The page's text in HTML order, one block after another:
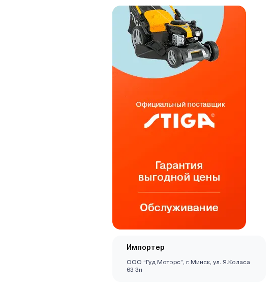
Импортер
ООО “Гуд Моторс”, г. Минск, ул. Я.Коласа
63 3н